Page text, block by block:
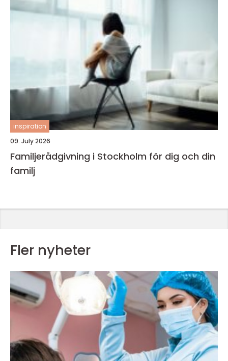
inspiration
09. July 2026
Familjerådgivning i Stockholm för dig och din
familj
Fler nyheter